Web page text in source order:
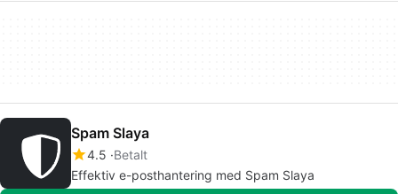
Spam Slaya
4.5 Betalt
Effektiv e-posthantering med Spam Slaya